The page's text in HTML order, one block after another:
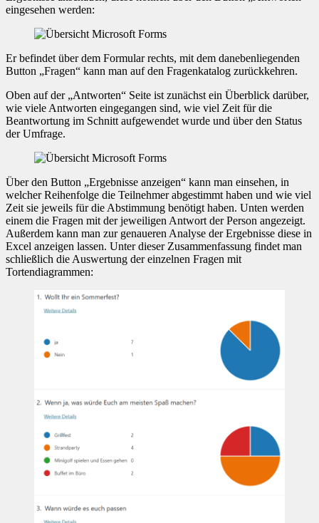
eingesehen werden:
Er befindet über dem Formular rechts, mit dem danebenliegenden
Button „Fragen“ kann man auf den Fragenkatalog zurückkehren.
Oben auf der „Antworten“ Seite ist zunächst ein Überblick darüber,
wie viele Antworten eingegangen sind, wie viel Zeit für die
Beantwortung im Schnitt aufgewendet wurde und über den Status
der Umfrage.
Über den Button „Ergebnisse anzeigen“ kann man einsehen, in
welcher Reihenfolge die Teilnehmer abgestimmt haben und wie viel
Zeit sie jeweils für die Abstimmung benötigt haben. Unten werden
einem die Fragen mit der jeweiligen Antwort der Person angezeigt.
Außerdem kann man zur genaueren Analyse der Ergebnisse diese in
Excel anzeigen lassen. Unter dieser Zusammenfassung findet man
schließlich die Auswertung der einzelnen Fragen mit
Tortendiagrammen: